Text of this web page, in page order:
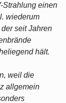
Strahlung einen
wiederum
seit Jahren
hält.
weil die
allgemein